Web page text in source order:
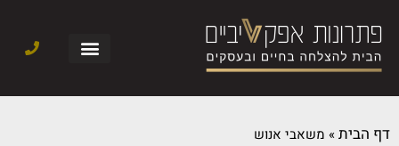
דף הבית» משאבי אנוש